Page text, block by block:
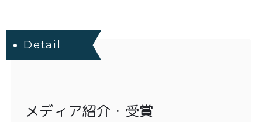
Detail
メディア紹介・受賞